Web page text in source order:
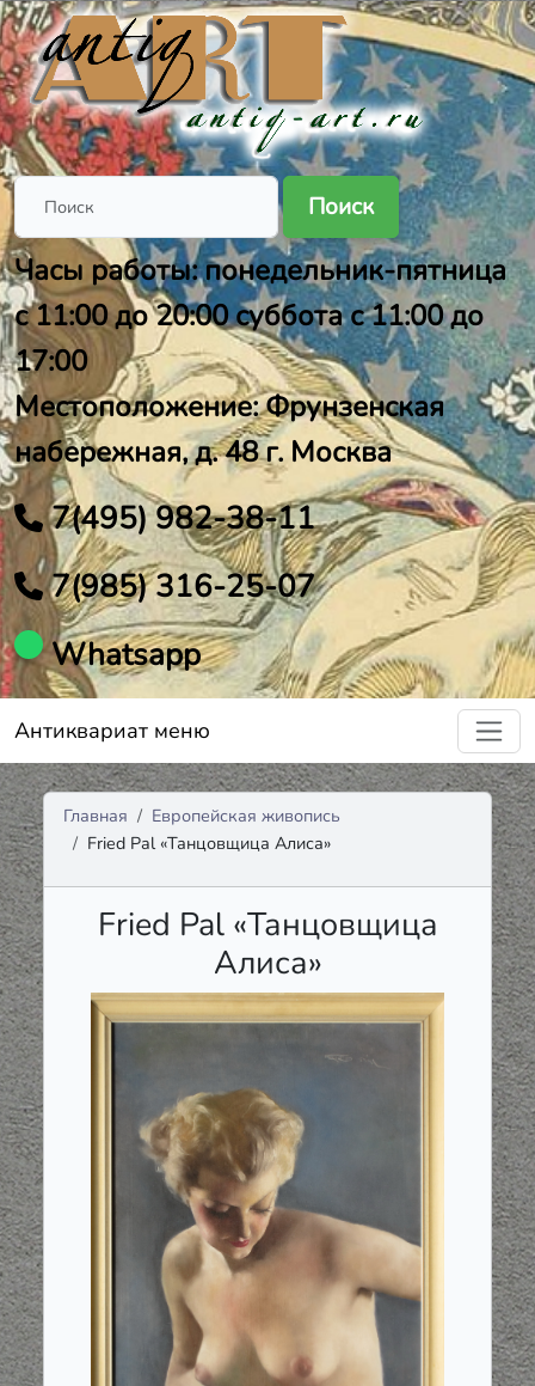
Поиск
Часы работы: понедельник-пятница
с 11:00 до 20:00 суббота с 11:00 до
17:00
Местоположение: Фрунзенская
набережная, д. 48 г. Москва
7(495) 982-38-11
7(985) 316-25-07
Whatsapp
Антиквариат меню
Главная
Европейская живопись
Fried Pal «Танцовщица Алиса»
Fried Pal «Танцовщица
Алиса»